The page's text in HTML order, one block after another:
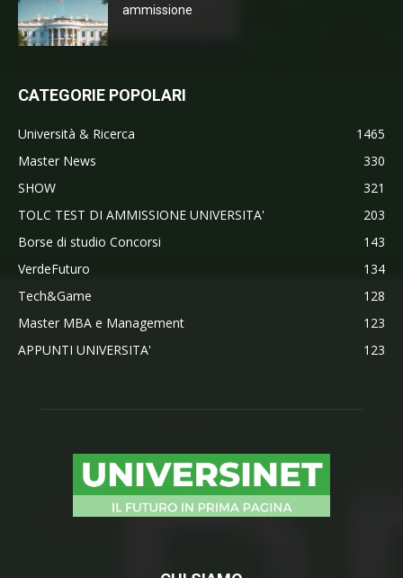
ammissione
CATEGORIE POPOLARI
Università & Ricerca
1465
Master News
330
SHOW
321
TOLC TEST DI AMMISSIONE UNIVERSITA'
203
Borse di studio Concorsi
143
VerdeFuturo
134
Tech&Game
128
Master MBA e Management
123
APPUNTI UNIVERSITA'
123